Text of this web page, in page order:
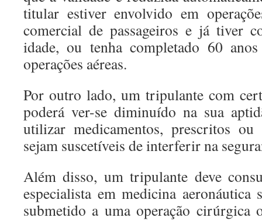
titular estiver envolvido em
comercial de passageiros e já tiver
idade, ou tenha completado 60
operações aéreas.
Por outro lado, um tripulante com
poderá ver-se diminuído na sua
utilizar medicamentos, prescritos
sejam suscetíveis de interferir na
Além disso, um tripulante deve
especialista em medicina aeronáutica
submetido a uma operação cirúrgica